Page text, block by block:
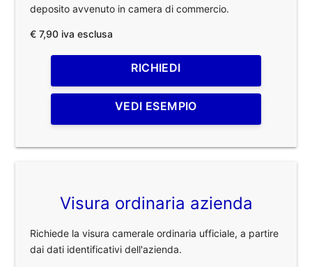
deposito avvenuto in camera di commercio.
€ 7,90 iva esclusa
RICHIEDI
VEDI ESEMPIO
Visura ordinaria azienda
Richiede la visura camerale ordinaria ufficiale, a partire
dai dati identificativi dell'azienda.